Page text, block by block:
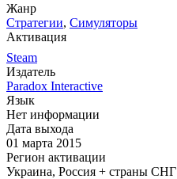
Жанр
Стратегии, Симуляторы
Активация
Steam
Издатель
Paradox Interactive
Язык
Нет информации
Дата выхода
01 марта 2015
Регион активации
Украина, Россия + страны СНГ